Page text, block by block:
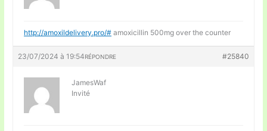
http://amoxildelivery.pro/# amoxicillin 500mg over the counter
23/07/2024 à 19:54 #25840
RÉPONDRE
JamesWaf
Invité